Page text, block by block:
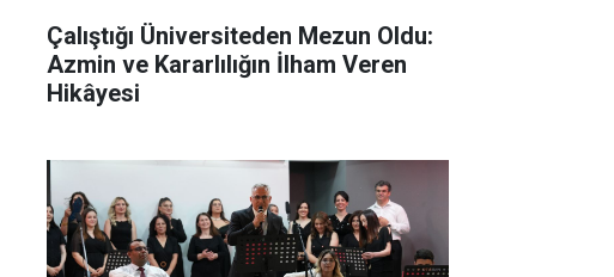
Çalıştığı Üniversiteden Mezun Oldu:
Azmin ve Kararlılığın İlham Veren
Hikâyesi